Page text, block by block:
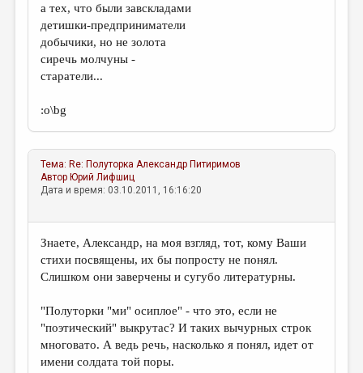
а тех, что были завскладами
детишки-предприниматели
добычики, но не золота
сиречь молчуны -
старатели...
:о\bg
Тема: Re: Полуторка Александр Питиримов
Автор Юрий Лифшиц
Дата и время: 03.10.2011, 16:16:20
Знаете, Александр, на моя взгляд, тот, кому Ваши
стихи посвящены, их бы попросту не понял.
Слишком они заверчены и сугубо литературны.
"Полуторки "ми" осиплое" - что это, если не
"поэтический" выкрутас? И таких вычурных строк
многовато. А ведь речь, насколько я понял, идет от
имени солдата той поры.